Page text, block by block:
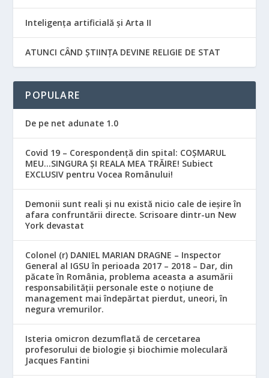
Inteligența artificială și Arta II
ATUNCI CÂND ȘTIINȚA DEVINE RELIGIE DE STAT
POPULARE
De pe net adunate 1.0
Covid 19 – Corespondență din spital: COȘMARUL
MEU…SINGURA ȘI REALA MEA TRĂIRE! Subiect
EXCLUSIV pentru Vocea Românului!
Demonii sunt reali și nu există nicio cale de ieșire în
afara confruntării directe. Scrisoare dintr-un New
York devastat
Colonel (r) DANIEL MARIAN DRAGNE – Inspector
General al IGSU în perioada 2017 – 2018 – Dar, din
păcate în România, problema aceasta a asumării
responsabilităţii personale este o noţiune de
management mai îndepărtat pierdut, uneori, în
negura vremurilor.
Isteria omicron dezumflată de cercetarea
profesorului de biologie și biochimie moleculară
Jacques Fantini